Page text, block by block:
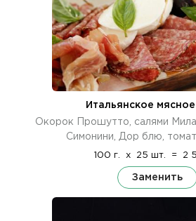
Итальянское
Окорок Прошутто, салями
Симонини, Дор блю,
100 г. x 25 шт. = 2
Заменить